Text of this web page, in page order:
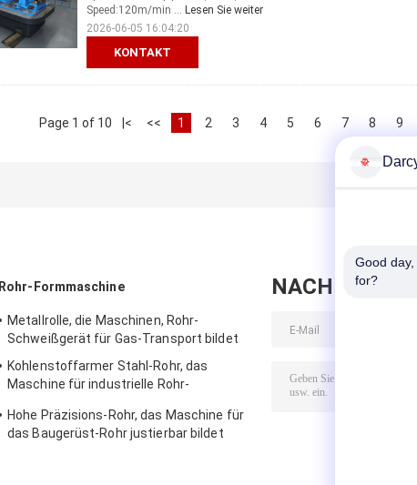
KONTAKT
Speed:120m/min ... Lesen Sie weiter
2026-06-05 16:04:20
Page 1 of 10 |< << 1 2 3 4 5 6 7 8 9
Rohr-Formmaschine
Metallrolle, die Maschinen, Rohr-
Schweißgerät für Gas-Transport bildet
Kohlenstoffarmer Stahl-Rohr, das
Maschine für industrielle Rohr-
Hohe Präzisions-Rohr, das Maschine für
das Baugerüst-Rohr justierbar bildet
NACHRICHT
Good
for?